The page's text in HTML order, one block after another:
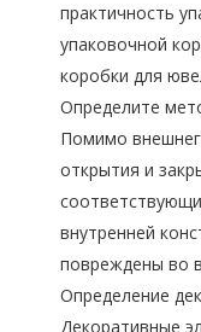
практичность
упаковочной
коробки для
Определите
Помимо
открытия и
внутренней
повреждены во
Определение
Декоративные